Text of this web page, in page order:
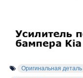
Оригинальная деталь